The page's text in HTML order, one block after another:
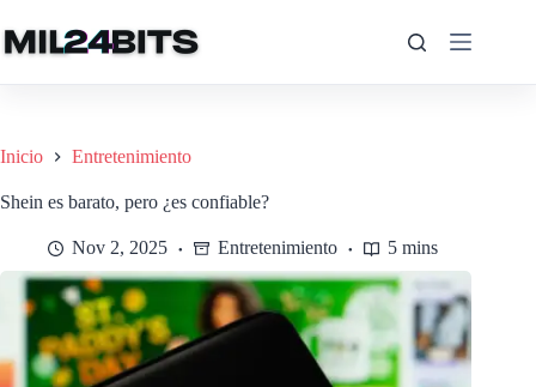
al
contenido
Inicio Entretenimiento
Shein es barato, pero ¿es confiable?
Nov 2, 2025 Entretenimiento 5 mins